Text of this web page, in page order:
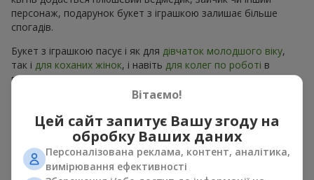
персонаж, подарунок букет з іграшкою залишає більше
спогадів.
Букет з іграшкою пасує і як для дівчаток молодшого віку,
так і для коханих жінок, і навіть для колег по роботі в
певних випадках. Такий подарунок букет з іграшкою
підкреслює щиру турботу, затишок та бажання зробити
пропозиції на будь-який смак та бюджет, щоб зробити
подарунок в м. Ільник незабутнім.
Як м’яка іграшка підкреслює
Вітаємо!
Цей сайт запитує Вашу згоду на
обробку Ваших даних
Персоналізована реклама, контент, аналітика,
вимірювання ефективності